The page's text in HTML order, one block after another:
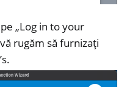
„Log in to your
rugăm să furnizați